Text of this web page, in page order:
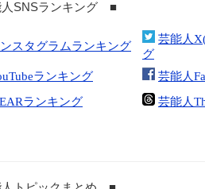
SNSランキング ■
スタグラムランキング
芸能人
グ
ランキング
芸能人
ランキング
芸能人